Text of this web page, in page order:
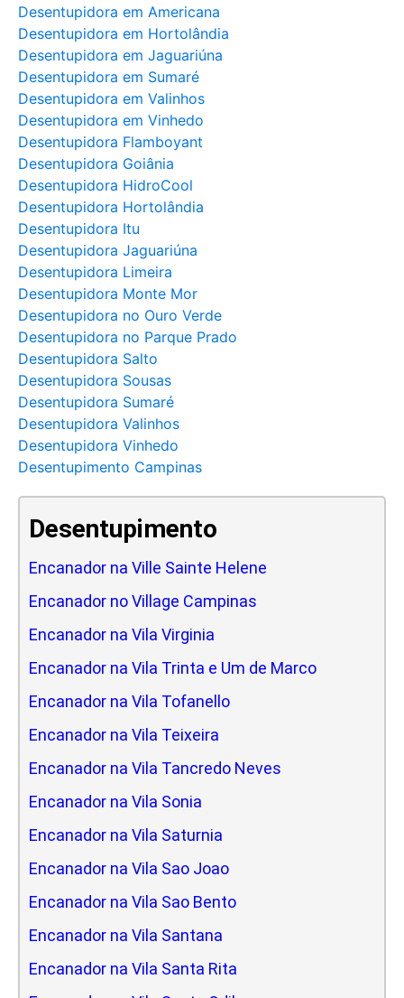
Desentupidora em Americana
Desentupidora em Hortolândia
Desentupidora em Jaguariúna
Desentupidora em Sumaré
Desentupidora em Valinhos
Desentupidora em Vinhedo
Desentupidora Flamboyant
Desentupidora Goiânia
Desentupidora HidroCool
Desentupidora Hortolândia
Desentupidora Itu
Desentupidora Jaguariúna
Desentupidora Limeira
Desentupidora Monte Mor
Desentupidora no Ouro Verde
Desentupidora no Parque Prado
Desentupidora Salto
Desentupidora Sousas
Desentupidora Sumaré
Desentupidora Valinhos
Desentupidora Vinhedo
Desentupimento Campinas
Desentupimento
Encanador na Ville Sainte Helene
Encanador no Village Campinas
Encanador na Vila Virginia
Encanador na Vila Trinta e Um de Marco
Encanador na Vila Tofanello
Encanador na Vila Teixeira
Encanador na Vila Tancredo Neves
Encanador na Vila Sonia
Encanador na Vila Saturnia
Encanador na Vila Sao Joao
Encanador na Vila Sao Bento
Encanador na Vila Santana
Encanador na Vila Santa Rita